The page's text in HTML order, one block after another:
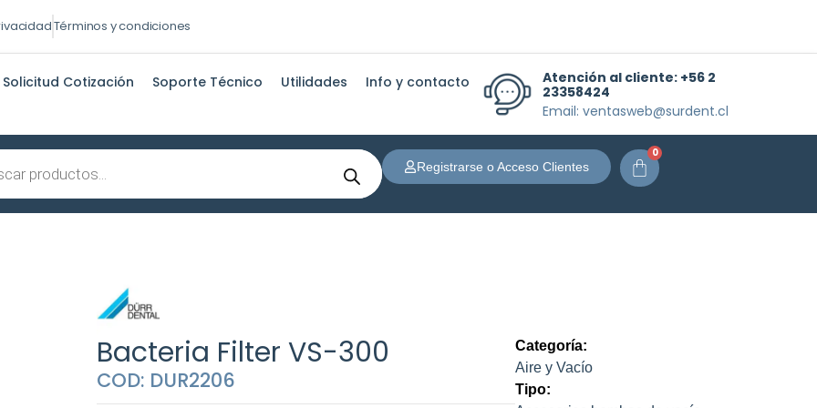
Términos y condiciones
Solicitud Cotización Soporte Técnico Utilidades Info y contacto Atención al cliente: +56 2
23358424
Email: ventasweb@surdent.cl
Registrarse o Acceso Clientes
0
Carrito
Bacteria Filter VS-300
COD: DUR2206
Categoría:
Aire y Vacío
Tipo: